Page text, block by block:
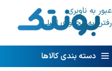
عبور به ناوبری
رفتن به محتوای اصلی
دسته بندی کالاها